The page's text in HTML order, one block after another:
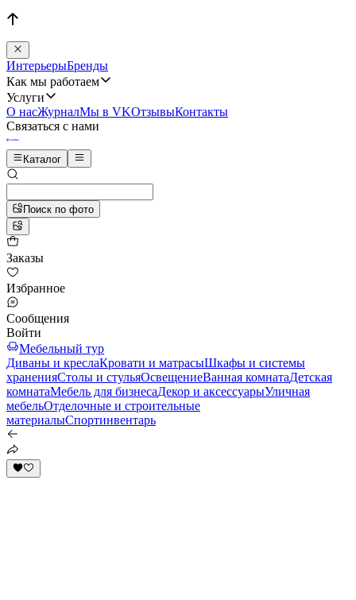
ИнтерьерыБренды
Как мы работаем
Услуги
О насЖурналМы в VKОтзывыКонтакты
Связаться с нами
Каталог
Поиск по фото
Заказы
Избранное
Сообщения
Войти
Мебельный тур
Диваны и креслаКровати и матрасыШкафы и системы
храненияСтолы и стульяОсвещениеВанная комнатаДетская
комнатаМебель для бизнесаДекор и аксессуарыУличная
мебельОтделочные и строительные
материалыСпортинвентарь